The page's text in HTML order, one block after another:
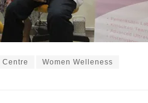
Centre Women Welleness